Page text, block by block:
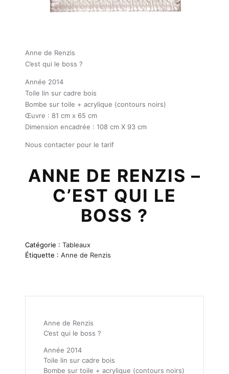
ANNE DE RENZIS –
C’EST QUI LE
BOSS ?
Anne de Renzis
C’est qui le boss ?
Année 2014
Toile lin sur cadre bois
Bombe sur toile + acrylique (contours noirs)
Œuvre : 81 cm x 65 cm
Dimension encadrée : 108 cm X 93 cm
Nous contacter pour le tarif
Catégorie : Tableaux
Étiquette : Anne de Renzis
Anne de Renzis
C’est qui le boss ?
Année 2014
Toile lin sur cadre bois
Bombe sur toile + acrylique (contours noirs)